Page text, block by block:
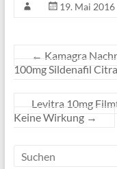
19. Mai 2016
← Kamagra
100mg Sildenafil
Levitra 10mg
Keine Wirkung →